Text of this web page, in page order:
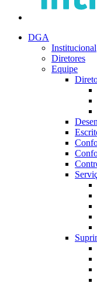
DGA
Institucional
Diretores
Equipe